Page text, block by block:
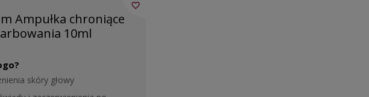
Ampułka chroniące
10ml
skóry głowy
favorite_border